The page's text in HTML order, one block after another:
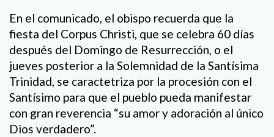
En el comunicado, el obispo recuerda que la
fiesta del Corpus Christi, que se celebra 60 días
después del Domingo de Resurrección, o el
jueves posterior a la Solemnidad de la Santísima
Trinidad, se caractetriza por la procesión con el
Santísimo para que el pueblo pueda manifestar
con gran reverencia “su amor y adoración al único
Dios verdadero”.